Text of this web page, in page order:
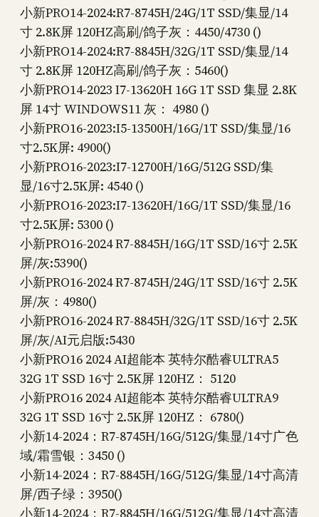
小新PRO14-2024:R7-8745H/24G/1T SSD/集显/14
寸 2.8K屏 120HZ高刷/鸽子灰：4450/4730 ()
小新PRO14-2024:R7-8845H/32G/1T SSD/集显/14
寸 2.8K屏 120HZ高刷/鸽子灰：5460()
小新PRO14-2023 I7-13620H 16G 1T SSD 集显 2.8K
屏 14寸 WINDOWS11 灰： 4980 ()
小新PRO16-2023:I5-13500H/16G/1T SSD/集显/16
寸2.5K屏: 4900()
小新PRO16-2023:I7-12700H/16G/512G SSD/集
显/16寸2.5K屏: 4540 ()
小新PRO16-2023:I7-13620H/16G/1T SSD/集显/16
寸2.5K屏: 5300 ()
小新PRO16-2024 R7-8845H/16G/1T SSD/16寸 2.5K
屏/灰:5390()
小新PRO16-2024 R7-8745H/24G/1T SSD/16寸 2.5K
屏/灰：4980()
小新PRO16-2024 R7-8845H/32G/1T SSD/16寸 2.5K
屏/灰/AI元启版:5430
小新PRO16 2024 AI超能本 英特尔酷睿ULTRA5
32G 1T SSD 16寸 2.5K屏 120HZ： 5120
小新PRO16 2024 AI超能本 英特尔酷睿ULTRA9
32G 1T SSD 16寸 2.5K屏 120HZ： 6780()
小新14-2024：R7-8745H/16G/512G/集显/14寸广色
域/霜雪银：3450 ()
小新14-2024：R7-8845H/16G/512G/集显/14寸高清
屏/西子绿：3950()
小新14-2024：R7-8845H/16G/512G/集显/14寸高清